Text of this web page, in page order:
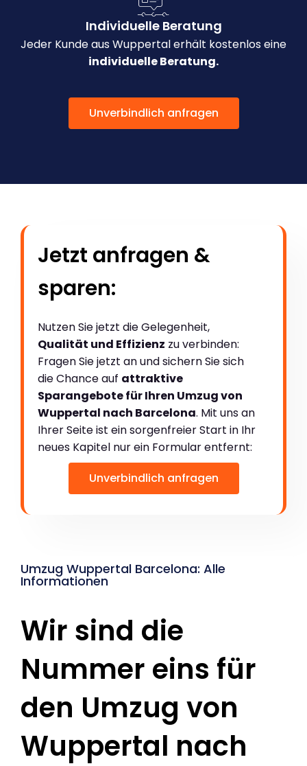
Individuelle Beratung
Jeder Kunde aus Wuppertal erhält kostenlos eine
individuelle Beratung.
Unverbindlich anfragen
Jetzt anfragen &
sparen:
Nutzen Sie jetzt die Gelegenheit,
Qualität und Effizienz zu verbinden:
Fragen Sie jetzt an und sichern Sie sich
die Chance auf attraktive
Sparangebote für Ihren Umzug von
Wuppertal nach Barcelona. Mit uns an
Ihrer Seite ist ein sorgenfreier Start in Ihr
neues Kapitel nur ein Formular entfernt:
Unverbindlich anfragen
Umzug Wuppertal Barcelona: Alle
Informationen
Wir sind die
Nummer eins für
den Umzug von
Wuppertal nach